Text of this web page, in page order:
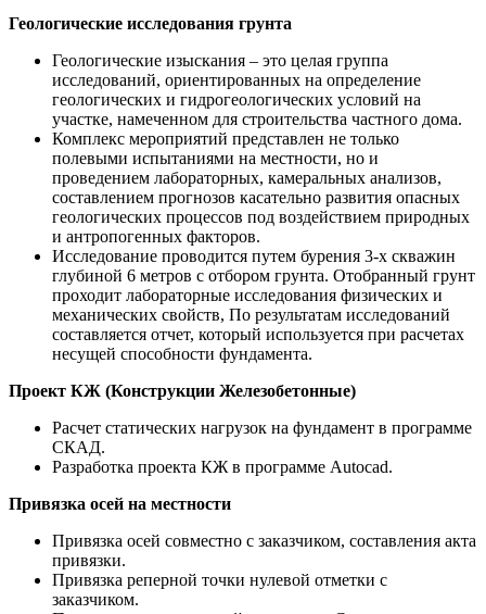
Геологические исследования грунта
Геологические изыскания – это целая группа
исследований, ориентированных на определение
геологических и гидрогеологических условий на
участке, намеченном для строительства частного дома.
Комплекс мероприятий представлен не только
полевыми испытаниями на местности, но и
проведением лабораторных, камеральных анализов,
составлением прогнозов касательно развития опасных
геологических процессов под воздействием природных
и антропогенных факторов.
Исследование проводится путем бурения 3-х скважин
глубиной 6 метров с отбором грунта. Отобранный грунт
проходит лабораторные исследования физических и
механических свойств, По результатам исследований
составляется отчет, который используется при расчетах
несущей способности фундамента.
Проект КЖ (Конструкции Железобетонные)
Расчет статических нагрузок на фундамент в программе
СКАД.
Разработка проекта КЖ в программе Autocad.
Привязка осей на местности
Привязка осей совместно с заказчиком, составления акта
привязки.
Привязка реперной точки нулевой отметки с
заказчиком.